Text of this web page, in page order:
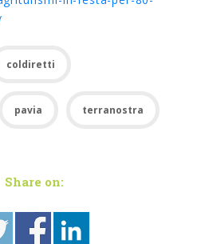
coldiretti
pavia terranostra
Share on: